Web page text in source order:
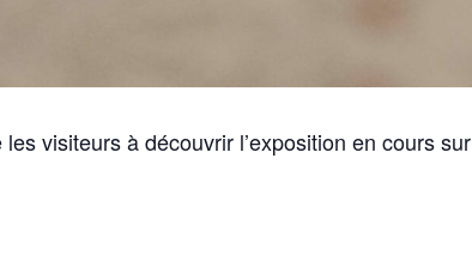
visiteurs à découvrir l’exposition en cours sur